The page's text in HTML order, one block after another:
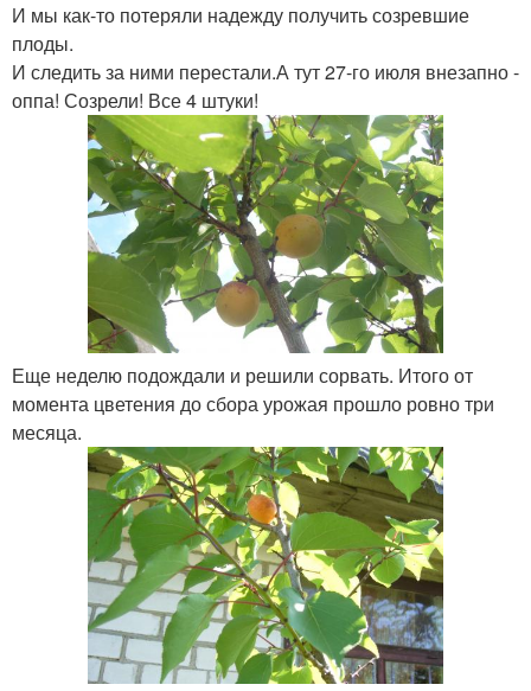
И мы как-то потеряли надежду получить созревшие
плоды.
И следить за ними перестали.А тут 27-го июля внезапно -
оппа! Созрели! Все 4 штуки!
Еще неделю подождали и решили сорвать. Итого от
момента цветения до сбора урожая прошло ровно три
месяца.